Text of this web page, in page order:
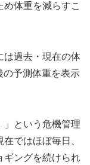
体重を減らすこ
は過去・現在の体
の予測体重を表示
」という危機管理
ではほぼ毎日、
ギングを続けられ